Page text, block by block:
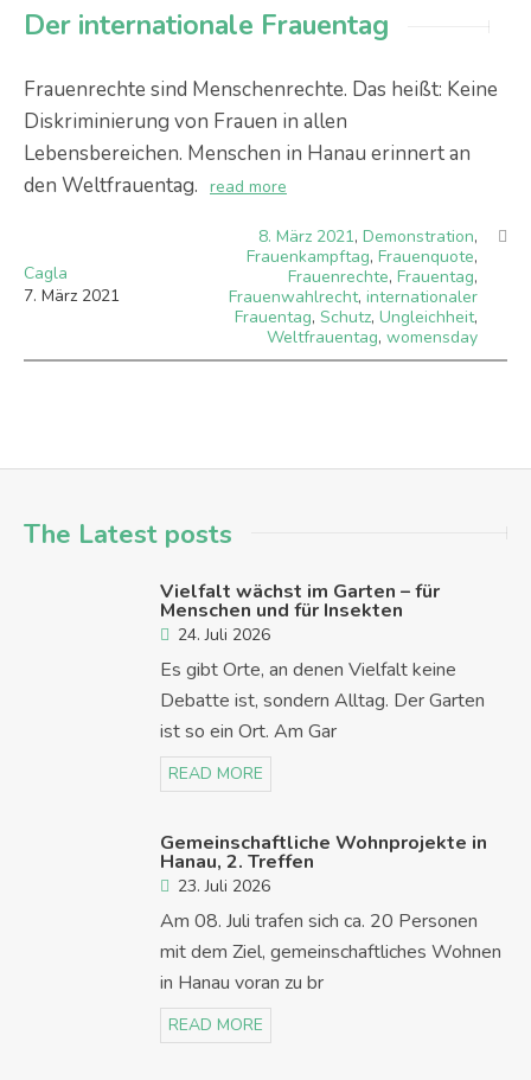
Der internationale Frauentag
Frauenrechte sind Menschenrechte. Das heißt: Keine
Diskriminierung von Frauen in allen
Lebensbereichen. Menschen in Hanau erinnert an
den Weltfrauentag. read more
Cagla
7. März 2021
8. März 2021, Demonstration,
Frauenkampftag, Frauenquote,
Frauenrechte, Frauentag,
Frauenwahlrecht, internationaler
Frauentag, Schutz, Ungleichheit,
Weltfrauentag, womensday
The Latest posts
Vielfalt wächst im Garten – für
Menschen und für Insekten
24. Juli 2026
Es gibt Orte, an denen Vielfalt keine
Debatte ist, sondern Alltag. Der Garten
ist so ein Ort. Am Gar
READ MORE
Gemeinschaftliche Wohnprojekte in
Hanau, 2. Treffen
23. Juli 2026
Am 08. Juli trafen sich ca. 20 Personen
mit dem Ziel, gemeinschaftliches Wohnen
in Hanau voran zu br
READ MORE